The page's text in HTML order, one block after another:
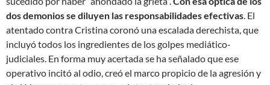
dos demonios se diluyen las responsabilidades efectivas. El
atentado contra Cristina coronó una escalada derechista, que
incluyó todos los ingredientes de los golpes mediático-
judiciales. En forma muy acertada se ha señalado que ese
operativo incitó al odio, creó el marco propicio de la agresión y